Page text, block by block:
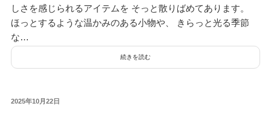
しさを感じられるアイテムを そっと散りばめてあります。
ほっとするような温かみのある小物や、 きらっと光る季節
な…
続きを読む
投
2025年10月22日